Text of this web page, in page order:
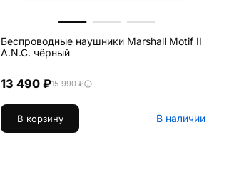
Беспроводные наушники Marshall Motif II
A.N.C. чёрный
13 490 ₽15 990 ₽
В корзину В наличии